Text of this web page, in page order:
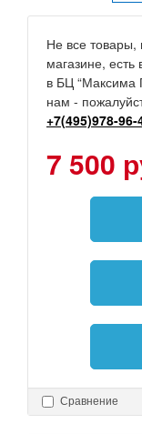
Не все товары,
магазине,
в БЦ “Максима
нам -
+7(495)978-96-
7 500
Сравнение